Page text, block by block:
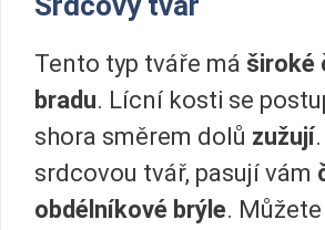
Tento typ tváře má široké
bradu. Lícní kosti se
shora směrem dolů zužují
srdcovou tvář, pasují vám
obdélníkové brýle.